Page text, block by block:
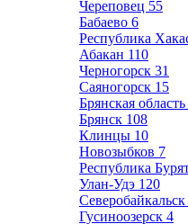
Череповец 55
Бабаево 6
Республика
Абакан 110
Черногорск 31
Саяногорск 15
Брянская область
Брянск 108
Клинцы 10
Новозыбков 7
Республика
Улан-Удэ 120
Северобайкальск
Гусиноозерск 4